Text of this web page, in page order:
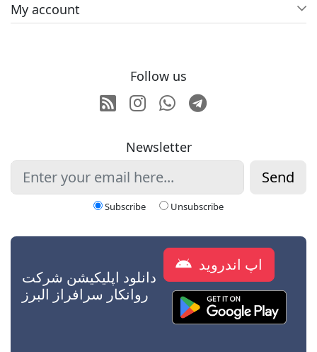
My account
Follow us
RSSInstagram
Whatsapp
Telegram
Newsletter
Send
Subscribe Unsubscribe
دانلود اپلیکیشن شرکت
روانکار سرافراز البرز
اپ اندروید